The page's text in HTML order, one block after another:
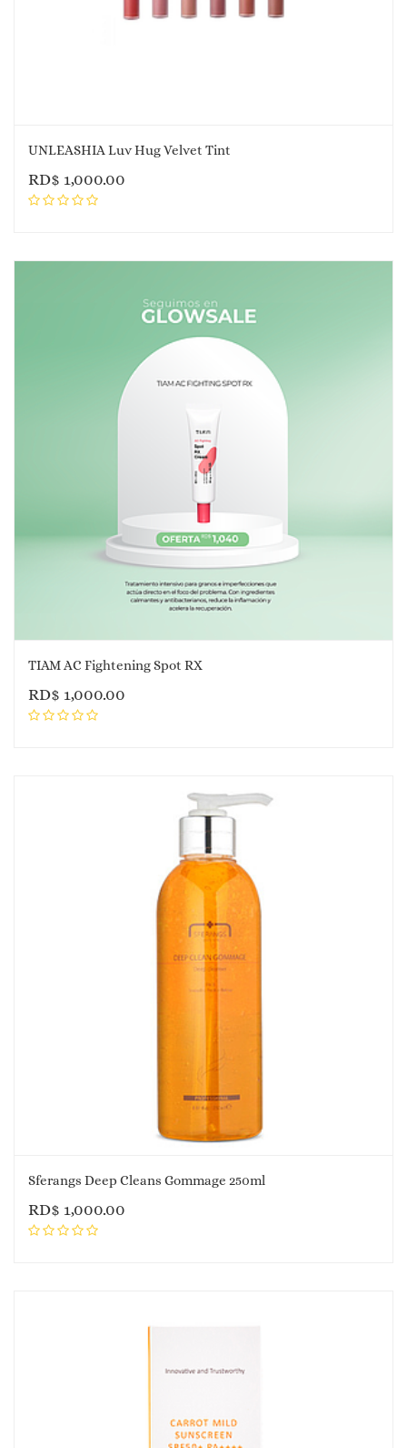
UNLEASHIA Luv Hug Velvet Tint
RD$ 1,000.00
TIAM AC Fightening Spot RX
RD$ 1,000.00
Sferangs Deep Cleans Gommage 250ml
RD$ 1,000.00